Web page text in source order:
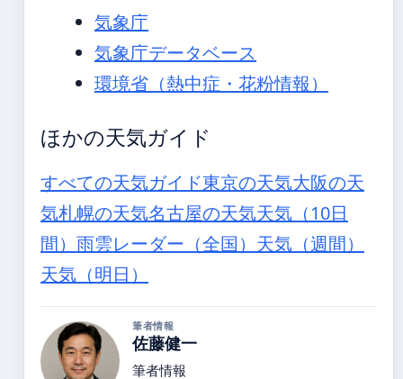
気象庁
気象庁データベース
環境省（熱中症・花粉情報）
ほかの天気ガイド
すべての天気ガイド東京の天気大阪の天
気札幌の天気名古屋の天気天気（10日
間） 雨雲レーダー（全国） 天気（週間）
天気（明日）
筆者情報
佐藤健一
筆者情報